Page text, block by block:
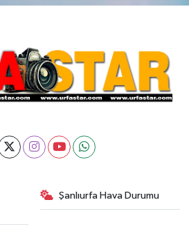
Şanlıurfa Hava Durumu